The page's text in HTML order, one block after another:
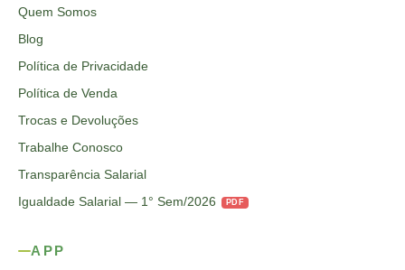
Quem Somos
Blog
Política de Privacidade
Política de Venda
Trocas e Devoluções
Trabalhe Conosco
Transparência Salarial
Igualdade Salarial — 1° Sem/2026
PDF
APP